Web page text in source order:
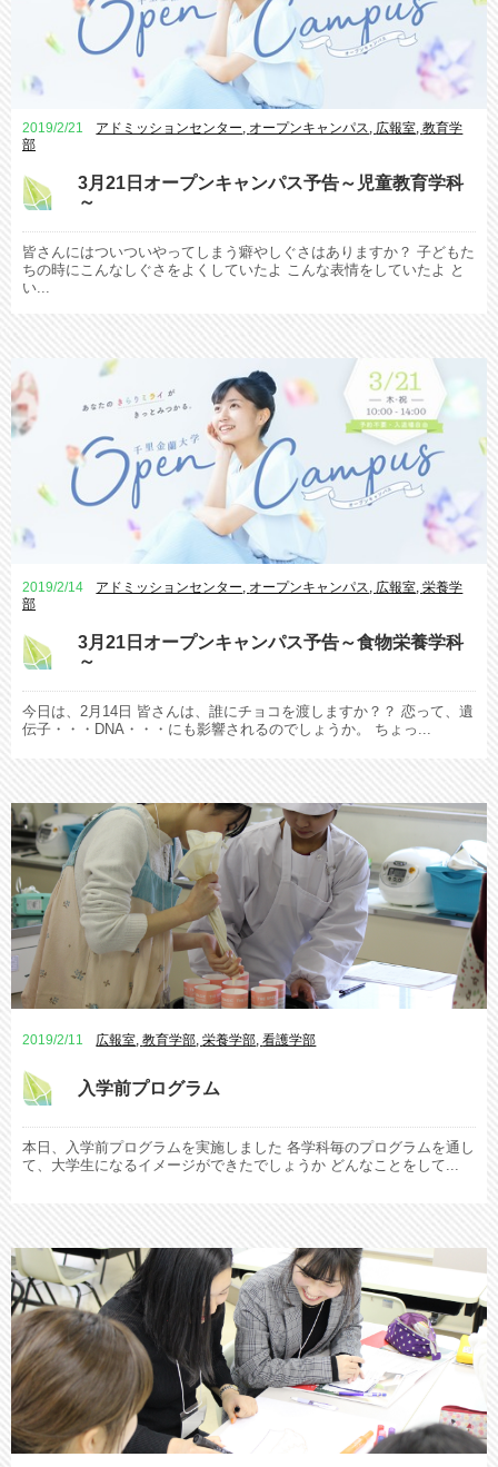
2019/2/21 アドミッションセンター オープンキャンパス 広報室 ,教育学
部
3月21日オープンキャンパス予告～児童教育学科
～
皆さんにはついついやってしまう癖やしぐさはありますか？ 子どもた
ちの時にこんなしぐさをよくしていたよ こんな表情をしていたよ と
い...
2019/2/14 アドミッションセンター オープンキャンパス 広報室 ,栄養学
部
3月21日オープンキャンパス予告～食物栄養学科
～
今日は、2月14日 皆さんは、誰にチョコを渡しますか？？ 恋って、遺
伝子・・・DNA・・・にも影響されるのでしょうか。 ちょっ...
2019/2/11 広報室,教育学部,栄養学部,看護学部
入学前プログラム
本日、入学前プログラムを実施しました 各学科毎のプログラムを通し
て、大学生になるイメージができたでしょうか どんなことをして...